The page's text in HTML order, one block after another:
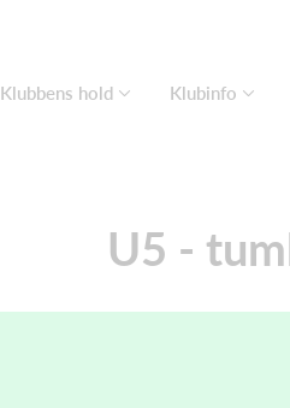
Klubbens hold Klubinfo
U5 -